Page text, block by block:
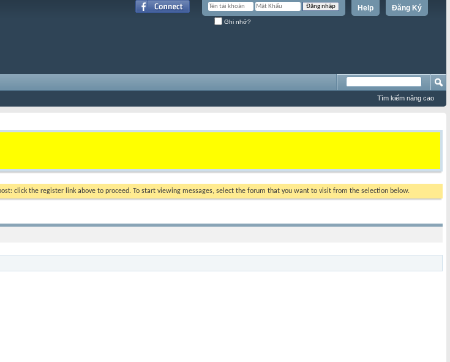
Đăng Ký
Help
Ghi nhớ?
Tìm kiếm nâng cao
click the register link above to proceed. To start viewing messages, select the forum that you want to visit from the selection below.